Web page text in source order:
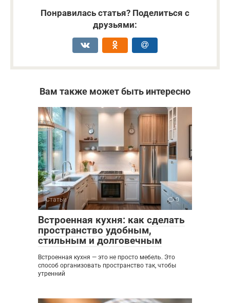
Понравилась статья? Поделиться с
друзьями:
Вам также может быть интересно
Статьи 0
Встроенная кухня: как сделать
пространство удобным,
стильным и долговечным
Встроенная кухня — это не просто мебель. Это
способ организовать пространство так, чтобы
утренний